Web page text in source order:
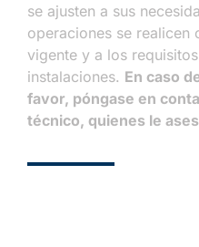
se ajusten a sus
operaciones se realicen
vigente y a los
instalaciones. En caso
favor, póngase en
técnico, quienes le